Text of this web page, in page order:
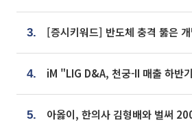
3.
4.
5.